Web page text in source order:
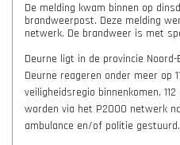
De melding kwam binnen op
brandweerpost. Deze melding
netwerk. De brandweer is met
Deurne ligt in de provincie
Deurne reageren onder meer op
veiligheidsregio binnenkomen.
worden via het P2000 netwerk
ambulance en/of politie gestuurd.